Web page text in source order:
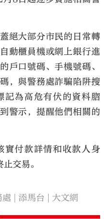
絕大部分市民的日常轉
動櫃員機或網上銀行進
戶口號碼、手機號碼、
，與警務處詐騙陷阱搜
記為高危有伏的資料脗
警示，提醒他們相關的
實付款詳情和收款人身
交易。
處 添馬台 大文網